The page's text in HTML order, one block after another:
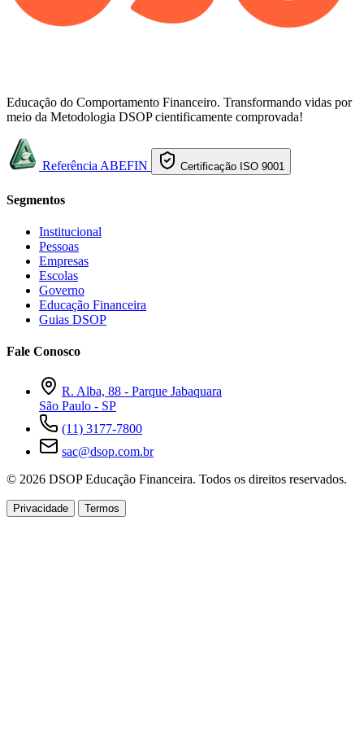
Educação do Comportamento Financeiro. Transformando vidas por
meio da Metodologia DSOP cientificamente comprovada!
Referência ABEFIN Certificação ISO 9001
Segmentos
Institucional
Pessoas
Empresas
Escolas
Governo
Educação Financeira
Guias DSOP
Fale Conosco
R. Alba, 88 - Parque Jabaquara
São Paulo - SP
(11) 3177-7800
sac@dsop.com.br
© 2026 DSOP Educação Financeira. Todos os direitos reservados.
Privacidade Termos